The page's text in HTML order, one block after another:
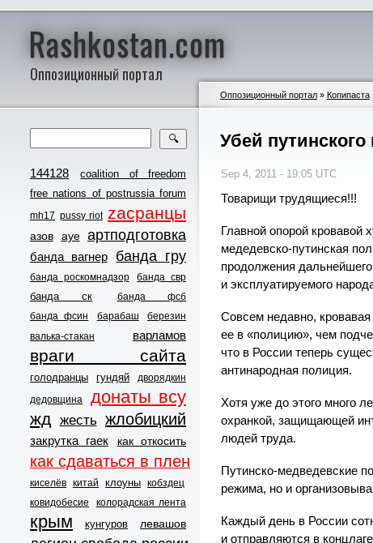
Rashkostan.com
Оппозиционный портал
🔍
144128
coalition of freedom
free nations of postrussia forum
mh17 pussy riot zасранцы
азов ауе артподготовка
банда вагнер банда гру
банда роскомнадзор банда свр
банда ск
банда фсб
банда фсин
барабаш
березин
валька-стакан
варламов
враги сайта
голодранцы гундяй
дворядкин
дедовщина
донаты всу
жд жесть жлобицкий
закрутка гаек как откосить
как сдаваться в плен
киселёв китай клоуны кобздец
ковидобесие
колорадская лента
крым кунгуров левашов
Оппозиционный портал » Копипаста
Убей
Sep 4, 2011 - 19:05 UTC
Товарищи трудящиеся!!!
Главной опорой кровавой
медедевско-путинская
продолжения
и эксплуатируемого
Совсем недавно,
ее в «полицию», чем
что в России теперь
антинародная полиция.
Хотя уже до этого много
охранкой, защищающей
людей труда.
Путинско-медведевские
режима, но и
Каждый день в России
и отправляются в